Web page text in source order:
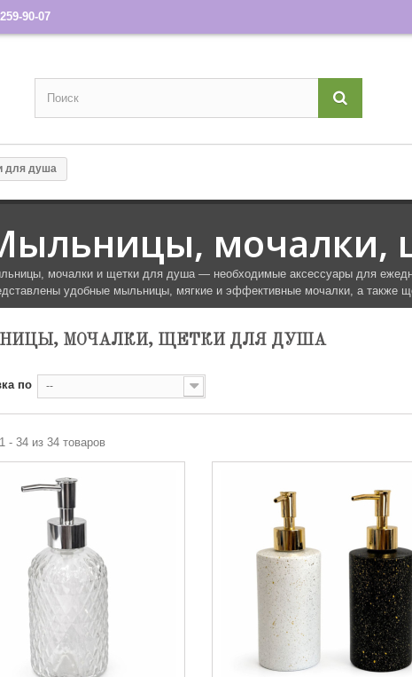
90-07
для душа
мочалки,
мочалки и щетки для душа — необходимые аксессуары для
удобные мыльницы, мягкие и эффективные мочалки, а также
МОЧАЛКИ, ЩЕТКИ ДЛЯ ДУША
по --
- 34 из 34 товаров